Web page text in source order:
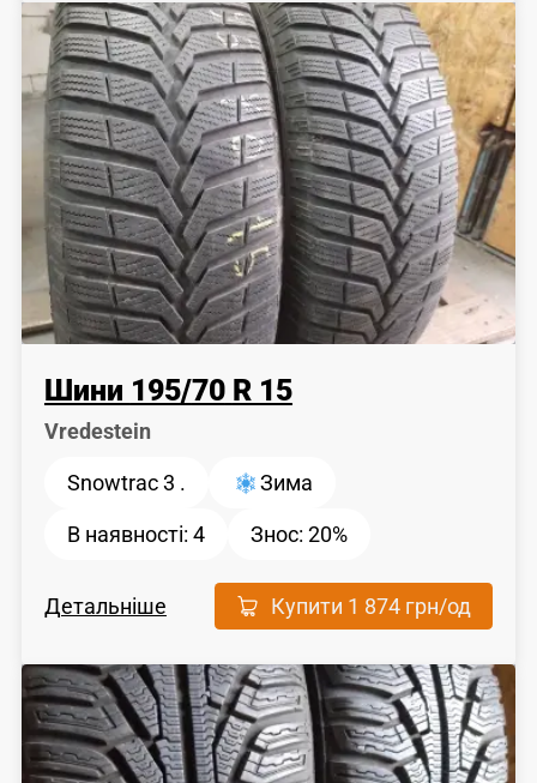
Шини 195/70 R 15
Vredestein
Snowtrac 3 . Зима
В наявності: 4 Знос:20%
Детальніше Купити 1 874 грн/од